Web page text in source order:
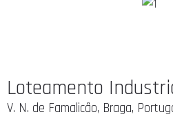
Loteamento
V. N. de Famalicão, Braga,